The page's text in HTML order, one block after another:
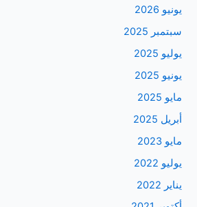
يونيو 2026
سبتمبر 2025
يوليو 2025
يونيو 2025
مايو 2025
أبريل 2025
مايو 2023
يوليو 2022
يناير 2022